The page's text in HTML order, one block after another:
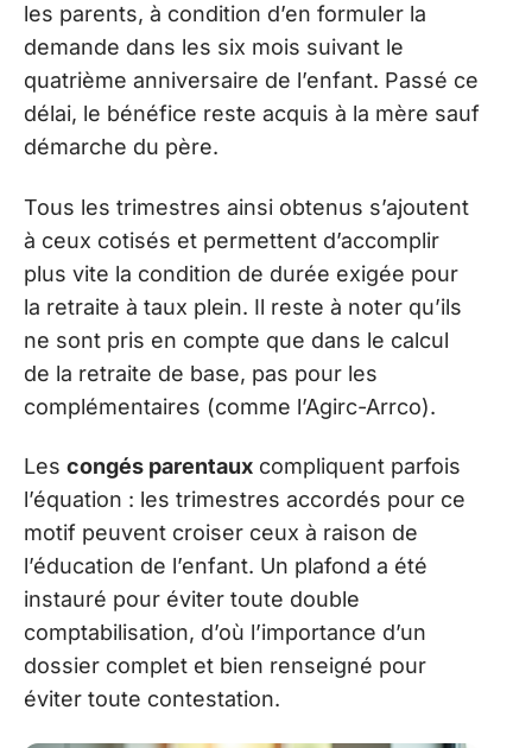
les parents, à condition d’en formuler la
demande dans les six mois suivant le
quatrième anniversaire de l’enfant. Passé ce
délai, le bénéfice reste acquis à la mère sauf
démarche du père.
Tous les trimestres ainsi obtenus s’ajoutent
à ceux cotisés et permettent d’accomplir
plus vite la condition de durée exigée pour
la retraite à taux plein. Il reste à noter qu’ils
ne sont pris en compte que dans le calcul
de la retraite de base, pas pour les
complémentaires (comme l’Agirc-Arrco).
Les congés parentaux compliquent parfois
l’équation : les trimestres accordés pour ce
motif peuvent croiser ceux à raison de
l’éducation de l’enfant. Un plafond a été
instauré pour éviter toute double
comptabilisation, d’où l’importance d’un
dossier complet et bien renseigné pour
éviter toute contestation.